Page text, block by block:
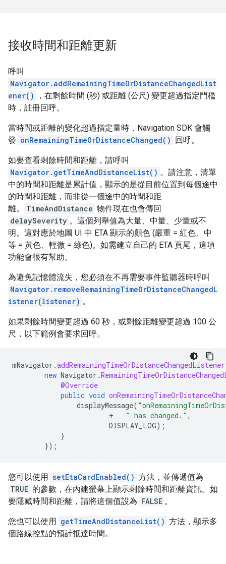
接收時間和距離更新
呼叫
Navigator.addRemainingTimeOrDistanceChangedList
ener()
，在剩餘時間 (秒) 或距離 (公尺) 變更超過指定門檻
時，註冊回呼。
當時間或距離的變化超過指定量時，Navigation SDK 會觸
發 onRemainingTimeOrDistanceChanged() 回呼。
如要查看剩餘時間和距離，請呼叫
Navigator.getTimeAndDistanceList() 。請注意，清單
中的時間和距離是累計值，顯示的是從目前位置到每個途中
的時間和距離，而非從一個途中的時間和距
離。
TimeAndDistance 物件現在也會傳回
delaySeverity 。這個列舉值為大量、中量、少量或不
明。這對應於地圖 UI 中 ETA 顯示的顏色 (嚴重 = 紅色、中
等 = 黃色、輕微 = 綠色)。如需建立自己的 ETA 頁尾，這項
功能會很有幫助。
為避免記憶體流失，您必須在不再需要事件監聽器時呼叫
Navigator.removeRemainingTimeOrDistanceChangedL
istener(listener) 。
如果剩餘時間變更超過 60 秒，或剩餘距離變更超過 100 公
尺，以下範例會要求回呼。
mNavigator .addRemainingTimeOrDistanceChangedListener
new Navigator .
@Override
public void
displayMessage(
+
" has changed." ,
DISPLAY_LOG);
}
});
您可以使用 setEtaCardEnabled() 方法，並傳遞值為
TRUE 的參數，在內建螢幕上顯示剩餘時間和距離資訊。如
要隱藏時間和距離，請將這個值設為 FALSE 。
您也可以使用 getTimeAndDistanceList() 方法，顯示多
個路線控點的預計抵達時間。